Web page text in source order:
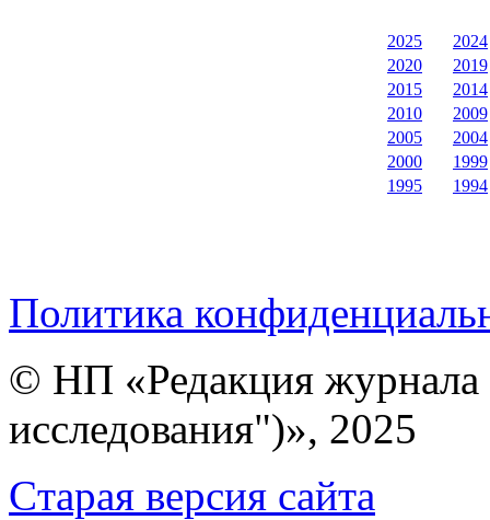
2025
2024
2020
2019
2015
2014
2010
2009
2005
2004
2000
1999
1995
1994
Политика
© НП «Редакция
исследования")», 2025
Cтарая версия сайта